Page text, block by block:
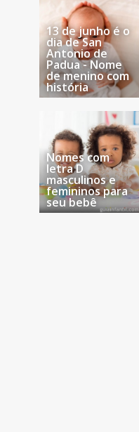
13 de junho é o
dia de San
Antonio de
Padua - Nome
de menino com
história
Nomes com
letra D
masculinos e
femininos para
seu bebê